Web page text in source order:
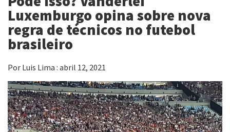
Luxemburgo opina sobre nova
regra de técnicos no futebol
brasileiro
Por Luis Lima : abril 12, 2021